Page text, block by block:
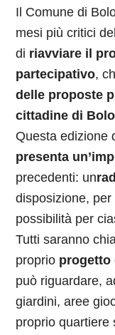
Il Comune di
mesi più critici
di riavviare il
partecipativo,
delle proposte
cittadine di
Questa edizione
presenta
precedenti: un
disposizione,
possibilità per
Tutti saranno
proprio progetto
può riguardare,
giardini, aree
proprio quartiere